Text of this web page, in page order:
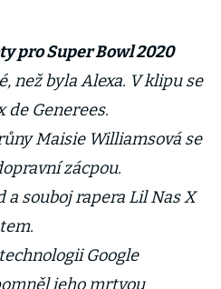
pro Super Bowl 2020
než byla Alexa. V klipu se
de Generees.
Maisie Williamsová se
zácpou.
a souboj rapera Lil Nas X
Google
jeho mrtvou